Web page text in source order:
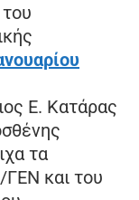
Ε. Κατάρας
τα
και του